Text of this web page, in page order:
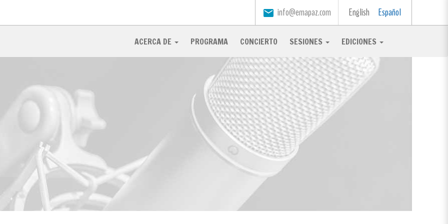
English Español
email info@emapaz.com
ACERCA DE PROGRAMA CONCIERTO SESIONES EDICIONES